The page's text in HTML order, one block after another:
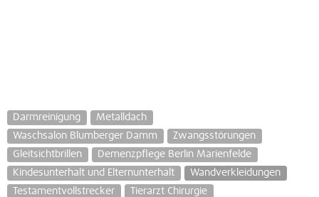
Darmreinigung
Metalldach
Waschsalon Blumberger Damm
Zwangsstörungen
Gleitsichtbrillen
Demenzpflege Berlin Marienfelde
Kindesunterhalt und Elternunterhalt
Wandverkleidungen
Testamentvollstrecker
Tierarzt Chirurgie